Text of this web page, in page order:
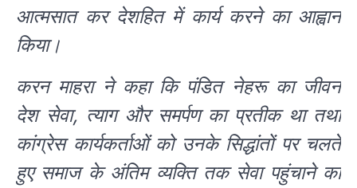
आत्मसात कर देशहित में कार्य करने का आह्वान
किया।
करन माहरा ने कहा कि पंडित नेहरू का जीवन
देश सेवा, त्याग और समर्पण का प्रतीक था तथा
कांग्रेस कार्यकर्ताओं को उनके सिद्धांतों पर चलते
हुए समाज के अंतिम व्यक्ति तक सेवा पहुंचाने का